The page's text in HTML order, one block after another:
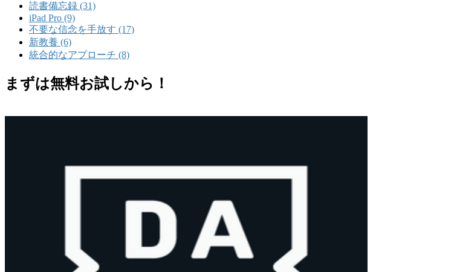
読書備忘録 (31)
iPad Pro (9)
不要な信念を手放す (17)
新教養 (6)
統合的なアプローチ (8)
まずは無料お試しから！